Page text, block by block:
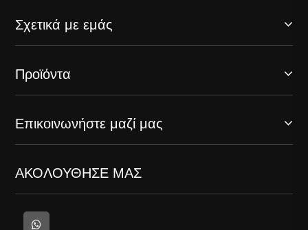
Σχετικά με εμάς
Προϊόντα
Επικοινωνήστε μαζί μας
ΑΚΟΛΟΥΘΗΣΕ ΜΑΣ